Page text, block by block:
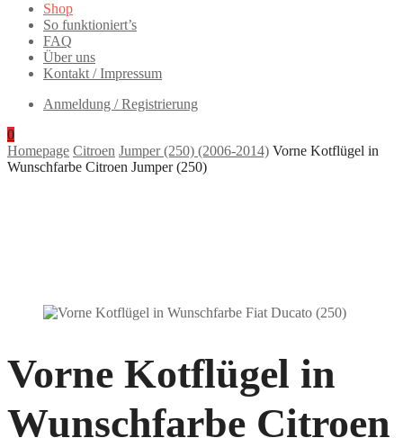
Shop
So funktioniert’s
FAQ
Über uns
Kontakt / Impressum
Anmeldung / Registrierung
0
Homepage Citroen Jumper (250) (2006-2014) Vorne Kotflügel in
Wunschfarbe Citroen Jumper (250)
Vorne Kotflügel in
Wunschfarbe Citroen